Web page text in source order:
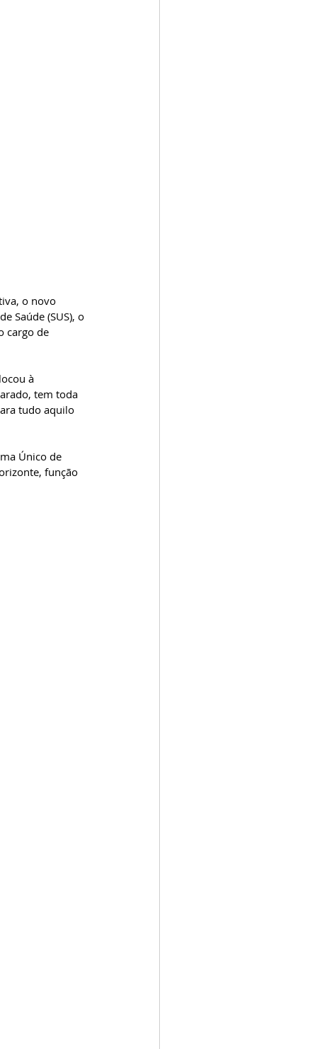
o novo
Saúde (SUS), o
cargo de
à
tem toda
tudo aquilo
Único de
função